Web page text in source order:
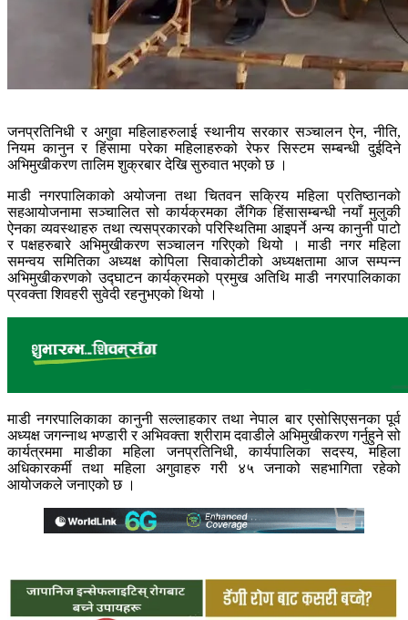
जनप्रतिनिधी र अगुवा महिलाहरुलाई स्थानीय सरकार सञ्चालन ऐन, नीति,
नियम कानुन र हिंसामा परेका महिलाहरुको रेफर सिस्टम सम्बन्धी दुईदिने
अभिमुखीकरण तालिम शुक्रबार देखि सुरुवात भएको छ ।
माडी नगरपालिकाको अयोजना तथा चितवन सक्रिय महिला प्रतिष्ठानको
सहआयोजनामा सञ्चालित सो कार्यक्रमका लैंगिक हिंसासम्बन्धी नयाँ मुलुकी
ऐनका व्यवस्थाहरु तथा त्यसप्रकारको परिस्थितिमा आइपर्ने अन्य कानुनी पाटो
र पक्षहरुबारे अभिमुखीकरण सञ्चालन गरिएको थियो । माडी नगर महिला
समन्वय समितिका अध्यक्ष कोपिला सिवाकोटीको अध्यक्षतामा आज सम्पन्न
अभिमुखीकरणको उद्घाटन कार्यक्रमको प्रमुख अतिथि माडी नगरपालिकाका
प्रवक्ता शिवहरी सुवेदी रहनुभएको थियो ।
माडी नगरपालिकाका कानुनी सल्लाहकार तथा नेपाल बार एसोसिएसनका पूर्व
अध्यक्ष जगन्नाथ भण्डारी र अभिवक्ता श्रीराम दवाडीले अभिमुखीकरण गर्नुहुने सो
कार्यत्रममा माडीका महिला जनप्रतिनिधी, कार्यपालिका सदस्य, महिला
अधिकारकर्मी तथा महिला अगुवाहरु गरी ४५ जनाको सहभागिता रहेको
आयोजकले जनाएको छ ।